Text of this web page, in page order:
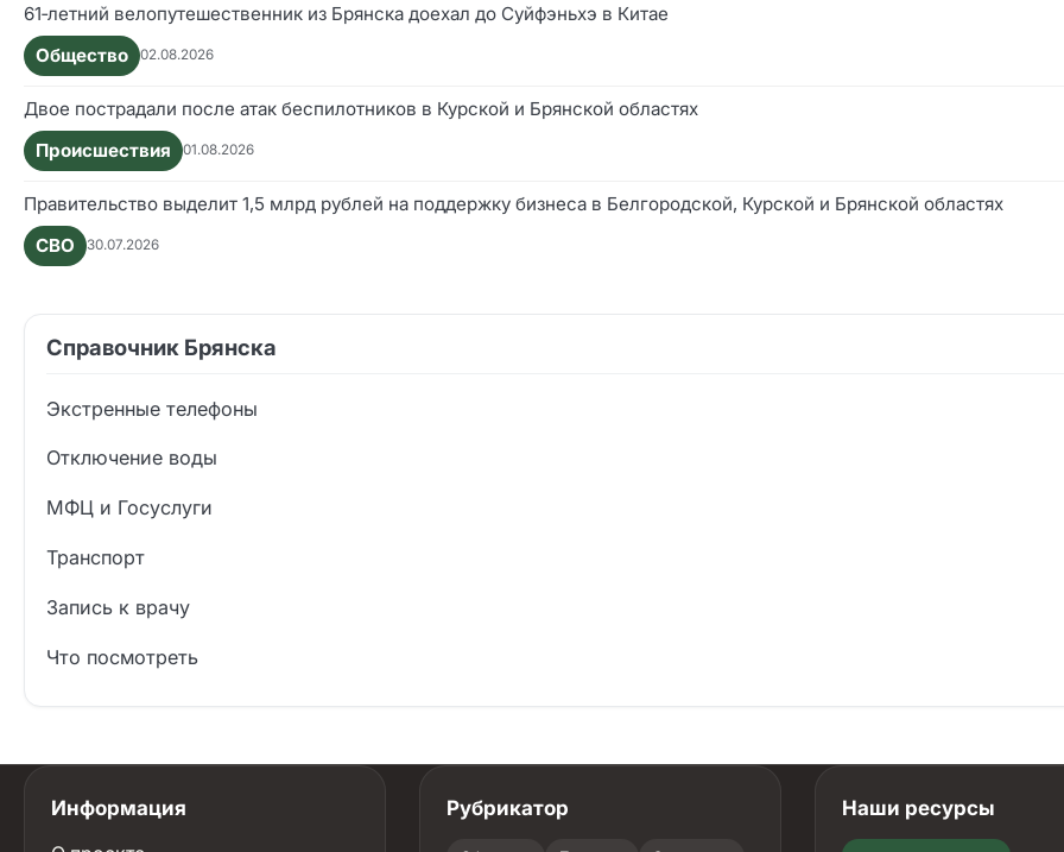
61‑летний велопутешественник из Брянска доехал до Суйфэньхэ в Китае
Общество
02.08.2026
Двое пострадали после атак беспилотников в Курской и Брянской областях
Происшествия
01.08.2026
Правительство выделит 1,5 млрд рублей на поддержку бизнеса в Белгородской, Курской и Брянской областях
СВО
30.07.2026
Справочник Брянска
Экстренные телефоны
Отключение воды
МФЦ и Госуслуги
Транспорт
Запись к врачу
Что посмотреть
Информация Рубрикатор Наши ресурсы